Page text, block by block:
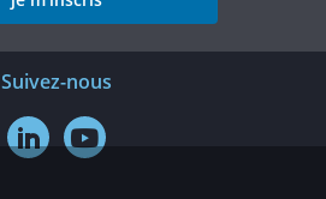
Suivez-nous
 